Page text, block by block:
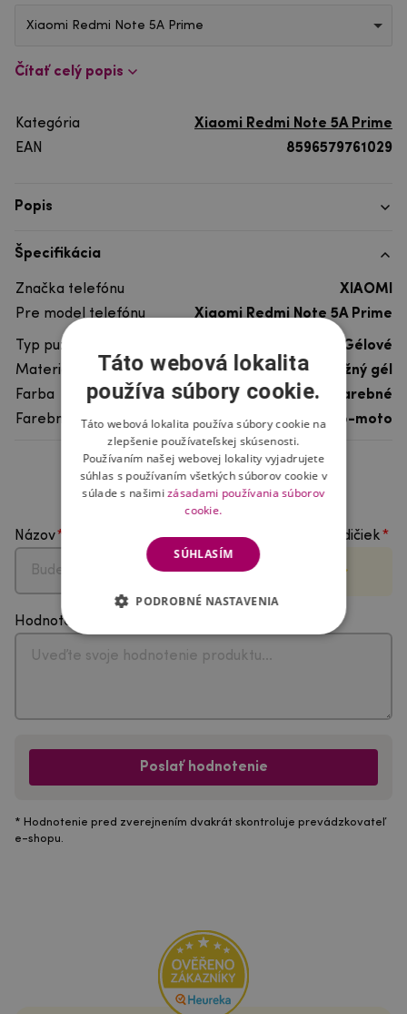
Xiaomi Redmi Note 5A Prime
Čítať celý popis
Kategória
Xiaomi Redmi Note 5A Prime
EAN
8596579761029
Popis
Špecifikácia
Značka telefónu
XIAOMI
Pre model telefónu
Xiaomi Redmi Note 5A Prime
Typ puzdra
Gélové
Materiál
pružný gél
Farba
viacfarebné
Farebný motív
Auto-moto
Hodnotenie produktu
Názov Vyberte počet hviezdičiek
Hodnotenie
Poslať hodnotenie
* Hodnotenie pred zverejnením dvakrát skontroluje prevádzkovateľ
e-shopu.
Táto webová lokalita
používa súbory cookie.
Táto webová lokalita používa súbory cookie na
zlepšenie používateľskej skúsenosti.
Používaním našej webovej lokality vyjadrujete
súhlas s používaním všetkých súborov cookie v
súlade s našimizásadami používania súborov
cookie.
SÚHLASÍM
PODROBNÉ NASTAVENIA